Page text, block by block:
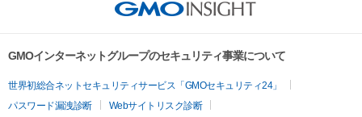
GMOインターネットグループのセキュリティ事業について
世界初総合ネットセキュリティサービス「GMOセキュリティ24」
パスワード漏洩診断
Webサイトリスク診断